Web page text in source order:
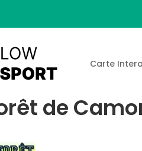
Carte
de